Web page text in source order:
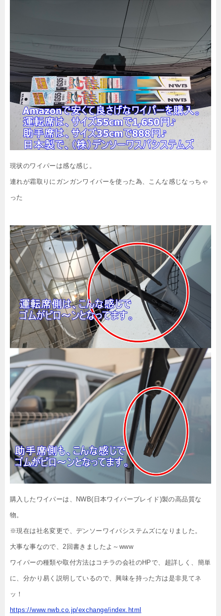
現状のワイパーは感な感じ。
連れが霜取りにガンガンワイパーを使った為、こんな感じなっちゃ
った
購入したワイパーは、NWB(日本ワイパーブレイド)製の高品質な
物。
※現在は社名変更で、デンソーワイパシステムズになりました。
大事な事なので、2回書きましたよ～www
ワイパーの種類や取付方法はコチラの会社のHPで、超詳しく、簡単
に、分かり易く説明しているので、興味を持った方は是非見てネ
ッ！
https://www.nwb.co.jp/exchange/index.html